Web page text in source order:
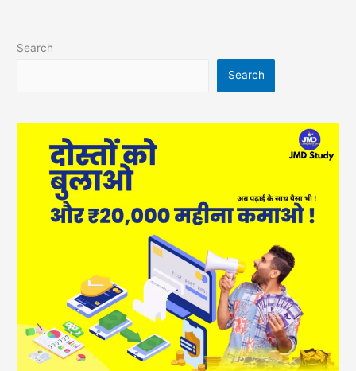
Search
Search